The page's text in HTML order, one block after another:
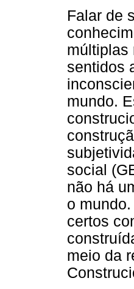
Falar de
múltiplas
sentidos
mundo.
social
não há
o
certos
meio da